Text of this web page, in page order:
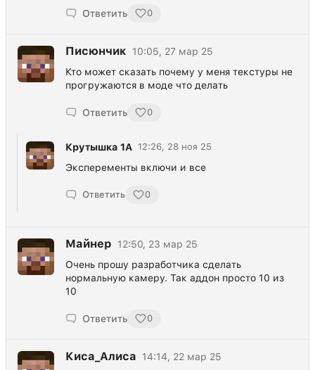
Ответить 0
Писюнчик
10:05, 27 мар 25
Кто может сказать почему у меня текстуры не
прогружаются в моде что делать
Ответить 0
Крутышка 1А 12:26, 28 ноя 25
Эксперементы включи и все
Ответить 0
Майнер
12:50, 23 мар 25
Очень прошу разработчика сделать
нормальную камеру. Так аддон просто 10 из
10
Ответить 0
Киса_Алиса
14:14, 22 мар 25